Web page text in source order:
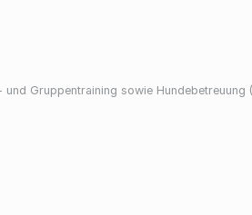
Gruppentraining sowie